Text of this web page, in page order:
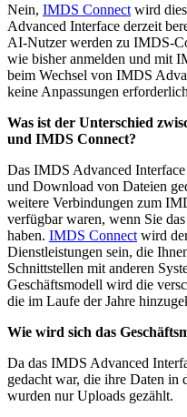
Nein, IMDS Connect wird
Advanced Interface derzeit
AI-Nutzer werden zu IMDS-
wie bisher anmelden und mit
beim Wechsel von IMDS
keine Anpassungen
Was ist der Unterschied
und IMDS Connect?
Das IMDS Advanced
und Download von Dateien
weitere Verbindungen zum
verfügbar waren, wenn Sie
haben. IMDS Connect wird
Dienstleistungen sein, die
Schnittstellen mit anderen
Geschäftsmodell wird die
die im Laufe der Jahre
Wie wird sich das
Da das IMDS Advanced
gedacht war, die ihre Daten
wurden nur Uploads gezählt.